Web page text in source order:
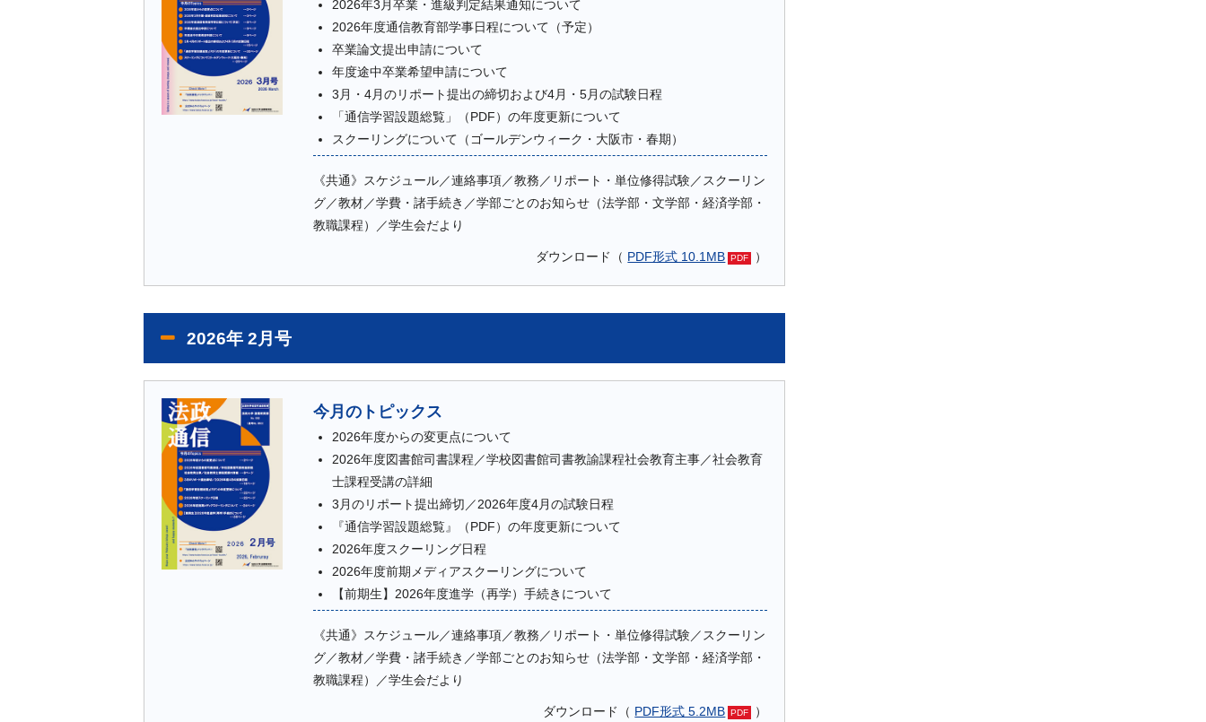
2026年3月卒業・進級判定結果通知について
2026年度通信教育部学事日程について（予定）
卒業論文提出申請について
年度途中卒業希望申請について
3月・4月のリポート提出の締切および4月・5月の試験日程
「通信学習設題総覧」（PDF）の年度更新について
スクーリングについて（ゴールデンウィーク・大阪市・春期）
《共通》スケジュール／連絡事項／教務／リポート・単位修得試験／スクーリン
グ／教材／学費・諸手続き／学部ごとのお知らせ（法学部・文学部・経済学部・
教職課程）／学生会だより
ダウンロード（ PDF形式 10.1MB ）
2026年 2月号
今月のトピックス
2026年度からの変更点について
2026年度図書館司書課程／学校図書館司書教諭課程社会教育主事／社会教育
士課程受講の詳細
3月のリポート提出締切／2026年度4月の試験日程
『通信学習設題総覧』（PDF）の年度更新について
2026年度スクーリング日程
2026年度前期メディアスクーリングについて
【前期生】2026年度進学（再学）手続きについて
《共通》スケジュール／連絡事項／教務／リポート・単位修得試験／スクーリン
グ／教材／学費・諸手続き／学部ごとのお知らせ（法学部・文学部・経済学部・
教職課程）／学生会だより
ダウンロード（ PDF形式 5.2MB ）